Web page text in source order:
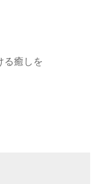
る癒しを